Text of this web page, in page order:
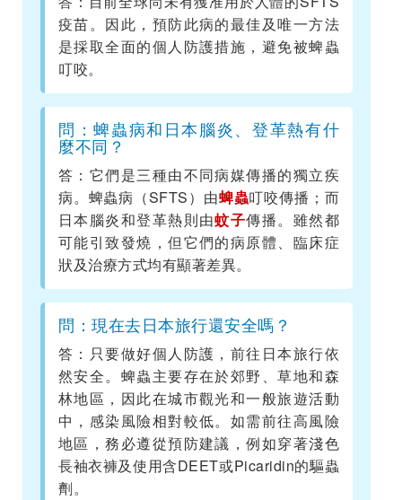
疫苗。因此，預防此病的最佳及唯一方法
是採取全面的個人防護措施，避免被蜱蟲
叮咬。
問：蜱蟲病和日本腦炎、登革熱有什
麼不同？
答：它們是三種由不同病媒傳播的獨立疾
病。蜱蟲病（SFTS）由蜱蟲叮咬傳播；而
日本腦炎和登革熱則由蚊子傳播。雖然都
可能引致發燒，但它們的病原體、臨床症
狀及治療方式均有顯著差異。
問：現在去日本旅行還安全嗎？
答：只要做好個人防護，前往日本旅行依
然安全。蜱蟲主要存在於郊野、草地和森
林地區，因此在城市觀光和一般旅遊活動
中，感染風險相對較低。如需前往高風險
地區，務必遵從預防建議，例如穿著淺色
長袖衣褲及使用含DEET或Picaridin的驅蟲
劑。